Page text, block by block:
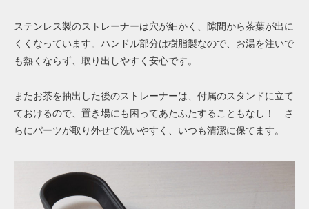
ステンレス製のストレーナーは穴が細かく、隙間から茶葉が出に
くくなっています。ハンドル部分は樹脂製なので、お湯を注いで
も熱くならず、取り出しやすく安心です。
またお茶を抽出した後のストレーナーは、付属のスタンドに立て
ておけるので、置き場にも困ってあたふたすることもなし！ さ
らにパーツが取り外せて洗いやすく、いつも清潔に保てます。